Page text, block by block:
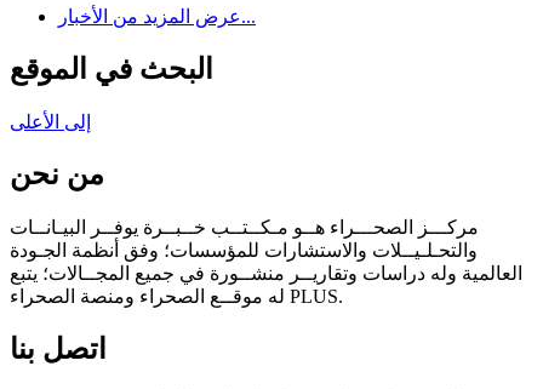
عرض المزيد من الأخبار...
البحث في الموقع
إلى الأعلى
من نحن
مركـــز الصحـــراء هــو مـكــتــب خــبــرة يوفــر البيـانــات
والتحـلـيــلات والاستشارات للمؤسسات؛ وفق أنظمة الجـودة
العالمية وله دراسات وتقاريــر منشــورة في جميع المجــالات؛ يتبع
له موقــع الصحراء ومنصة الصحراء PLUS.
اتصل بنا